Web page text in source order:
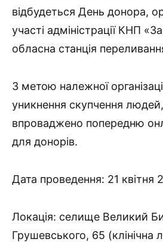
відбудеться День донора,
участі адміністрації КНП
обласна станція
З метою належної
уникнення скупчення
впроваджено попередню
для донорів.
Дата проведення: 21 квітня
Локація: селище Великий
Грушевського, 65 (клінічна